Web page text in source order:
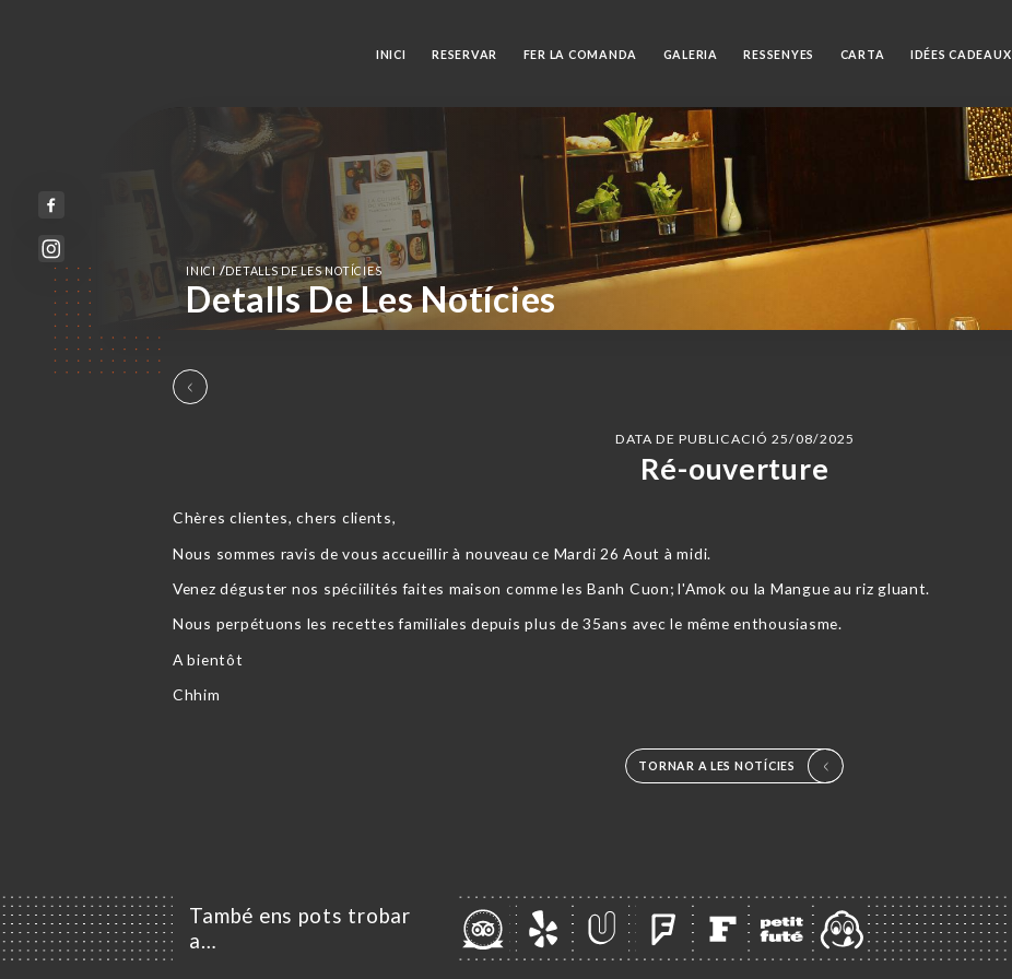
INICI RESERVAR FER LA COMANDA GALERIA RESSENYES CARTA IDÉES CADEAUX
INICI/DETALLS DE LES NOTÍCIES
Detalls De Les Notícies
DATA DE PUBLICACIÓ 25/08/2025
Ré-ouverture
Chères clientes, chers clients,
Nous sommes ravis de vous accueillir à nouveau ce Mardi 26 Aout à midi.
Venez déguster nos spéciilités faites maison comme les Banh Cuon; l'Amok ou la Mangue au riz gluant.
Nous perpétuons les recettes familiales depuis plus de 35ans avec le même enthousiasme.
A bientôt
Chhim
TORNAR A LES NOTÍCIES
També ens pots trobar
a…